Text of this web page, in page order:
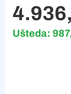
Ušteda: